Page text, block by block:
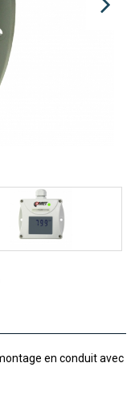
en conduit avec